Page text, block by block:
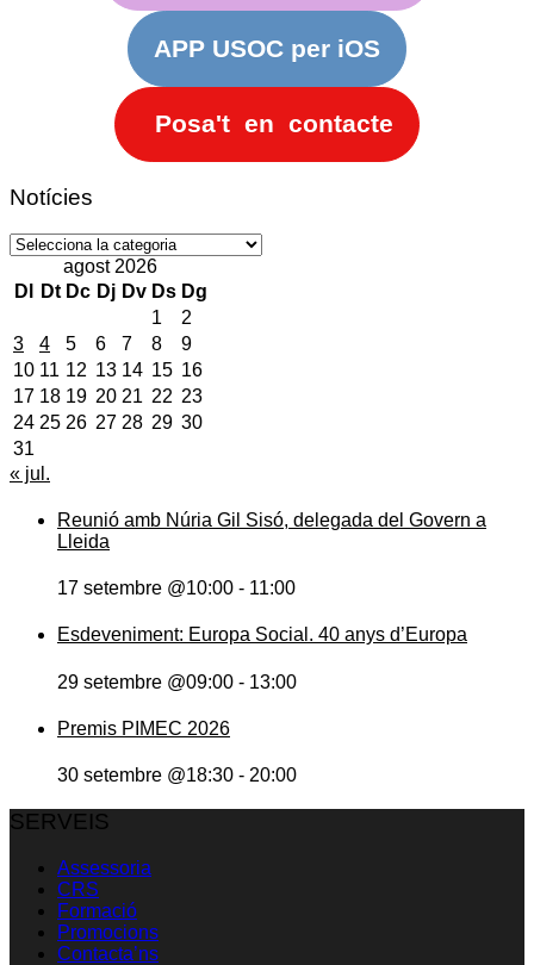
APP USOC per iOS
Posa't en contacte
Notícies
Notícies
agost 2026
Dl
Dt Dc Dj Dv Ds Dg
1
2
3
4 5 6 7 8
9
10 11 12 13 14 15 16
17 18 19 20 21 22 23
24 25 26 27 28 29 30
31
« jul.
Reunió amb Núria Gil Sisó, delegada del Govern a
Lleida
17 setembre @10:00 - 11:00
Esdeveniment: Europa Social. 40 anys d’Europa
29 setembre @09:00 - 13:00
Premis PIMEC 2026
30 setembre @18:30 - 20:00
SERVEIS
Assessoria
CRS
Formació
Promocions
Contacta’ns